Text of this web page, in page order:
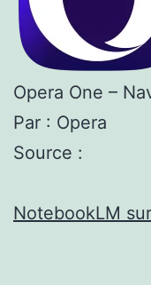
Opera One –
Par : Opera
Source :
NotebookLM